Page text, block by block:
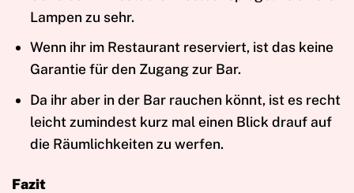
Lampen zu sehr.
Wenn ihr im Restaurant reserviert, ist das keine
Garantie für den Zugang zur Bar.
Da ihr aber in der Bar rauchen könnt, ist es recht
leicht zumindest kurz mal einen Blick drauf auf
die Räumlichkeiten zu werfen.
Fazit